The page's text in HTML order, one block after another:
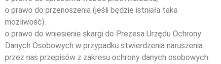
o prawo do przenoszenia (jeśli będzie istniała taka
możliwość).
o prawo do wniesienie skargi do Prezesa Urzędu Ochrony
Danych Osobowych w przypadku stwierdzenia naruszenia
przez nas przepisów z zakresu ochrony danych osobowych.